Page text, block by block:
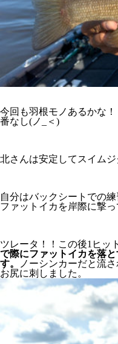
今回も羽根モノあるかな
番なし(ノ_＜)
北さんは安定してスイムジ
自分はバックシートでの
ファットイカを岸際に撃
ツレータ！！この後1ヒッ
で際にファットイカを落
す。
ノーシンカーだと流
お尻に刺しました。